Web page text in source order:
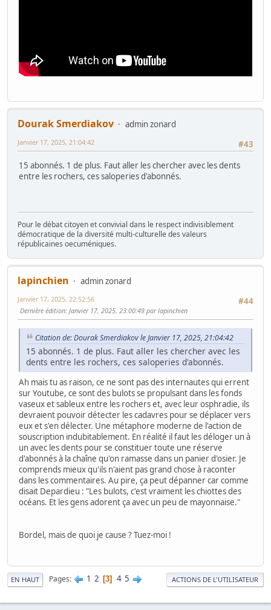
Dourak Smerdiakov
admin zonard
#43
Janvier 17, 2025, 21:04:42
15 abonnés. 1 de plus. Faut aller les chercher avec les dents
entre les rochers, ces saloperies d'abonnés.
Pour le débat citoyen et convivial dans le respect indivisiblement
démocratique de la diversité multi-culturelle des valeurs
républicaines oecuméniques.
lapinchien
admin zonard
#44
Janvier 17, 2025, 22:52:56
Dernière édition: Janvier 17, 2025, 23:00:49 par lapinchien
Citation de: Dourak Smerdiakov le Janvier 17, 2025, 21:04:42
15 abonnés. 1 de plus. Faut aller les chercher avec les
dents entre les rochers, ces saloperies d'abonnés.
Ah mais tu as raison, ce ne sont pas des internautes qui errent
sur Youtube, ce sont des bulots se propulsant dans les fonds
vaseux et sableux entre les rochers et, avec leur osphradie, ils
devraient pouvoir détecter les cadavres pour se déplacer vers
eux et s'en délecter. Une métaphore moderne de l'action de
souscription indubitablement. En réalité il faut les déloger un à
un avec les dents pour se constituer toute une réserve
d'abonnés à la chaîne qu'on ramasse dans un panier d'osier. Je
comprends mieux qu'ils n'aient pas grand chose à raconter
dans les commentaires. Au pire, ça peut dépanner car comme
disait Depardieu : "Les bulots, c'est vraiment les chiottes des
océans. Et les gens adorent ça avec un peu de mayonnaise."
Bordel, mais de quoi je cause ? Tuez-moi !
EN HAUT Pages 1 2 3 4 5 ACTIONS DE L'UTILISATEUR